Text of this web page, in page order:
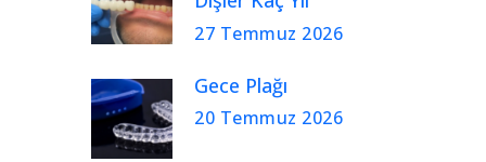
Kullanılır?
27 Temmuz 2026
Gece Plağı
20 Temmuz 2026